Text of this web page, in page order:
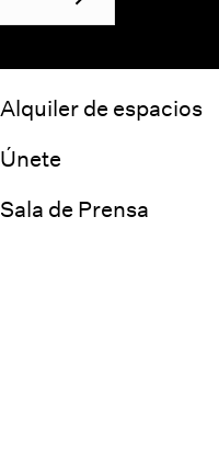
Alquiler de espacios
Únete
Sala de Prensa